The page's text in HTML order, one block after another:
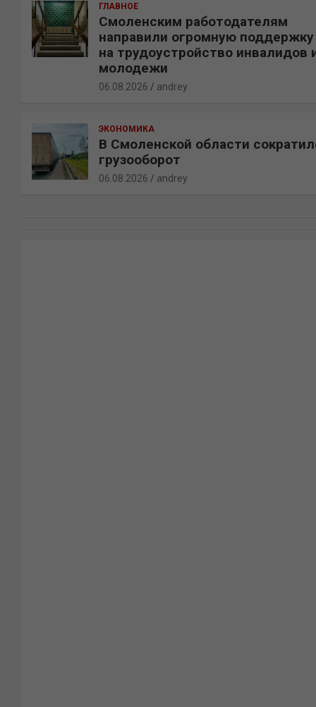
ГЛАВНОЕ
Смоленским работодателям
направили огромную поддержку
на трудоустройство инвалидов
молодежи
06.08.2026 andrey
ЭКОНОМИКА
В Смоленской области
грузооборот
06.08.2026 andrey